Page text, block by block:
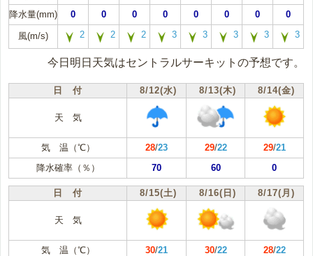
降水量(mm)
0 0 0 0 0 0 0 0
風(m/s) 2 2 2 3 3 3 3 3
今日明日天気はセントラルサーキットの予想です。
日 付 8/12(水) 8/13(木) 8/14(金)
天 気
気 温（℃） 28/23 29/22 29/21
降水確率（％）
70 60 0
日 付 8/15(土) 8/16(日) 8/17(月)
天 気
気 温（℃） 30/21 30/22 28/22